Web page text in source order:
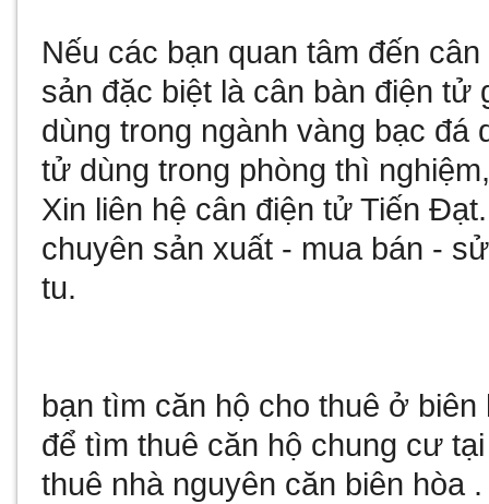
Nếu các bạn quan tâm đến cân
sản đặc biệt là cân bàn điện tử
dùng trong ngành vàng bạc
tử dùng trong phòng thì
Xin liên hệ cân điện tử Tiến
chuyên sản xuất - mua bán -
tu.
bạn tìm căn hộ cho thuê ở biên
để tìmthuê căn hộ chung cư
thuê nhà nguyên căn biên hòa